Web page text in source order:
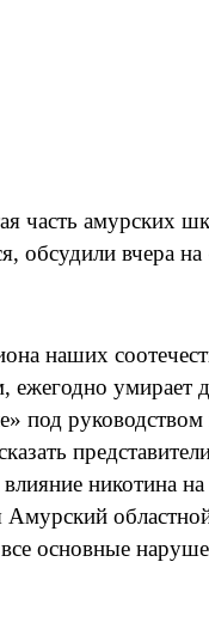
часть амурских
обсудили вчера
наших
ежегодно
под
никотина
основные